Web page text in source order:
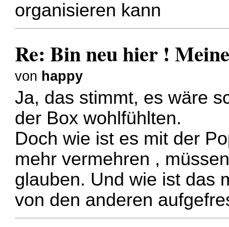
organisieren kann
Re: Bin neu hier !
von happy
Ja, das stimmt, es wäre
der Box wohlfühlten.
Doch wie ist es mit der
mehr vermehren ,
glauben. Und wie ist das
von den anderen